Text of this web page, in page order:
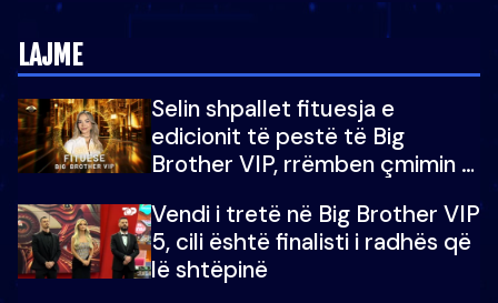
LAJME
Selin shpallet fituesja e
edicionit të pestë të Big
Brother VIP, rrëmben çmimin e
Vendi i tretë në Big Brother VIP
5, cili është finalisti i radhës që
lë shtëpinë